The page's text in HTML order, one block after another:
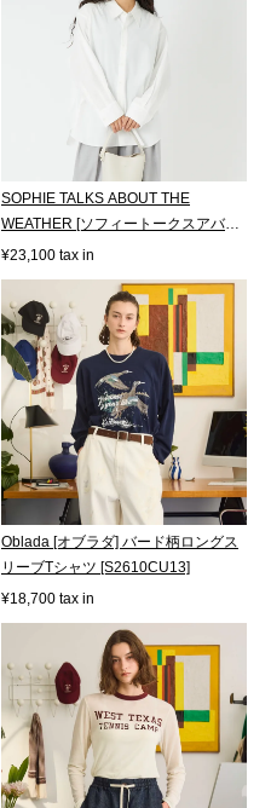
SOPHIE TALKS ABOUT THE
WEATHER [ソフィートークスアバウ
トザウェザー] オ...
¥23,100 tax in
Oblada [オブラダ] バード柄ロングス
リーブTシャツ [S2610CU13]
¥18,700 tax in